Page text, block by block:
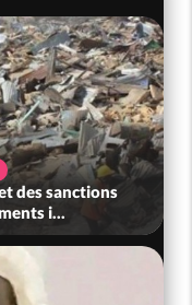
des sanctions
i...